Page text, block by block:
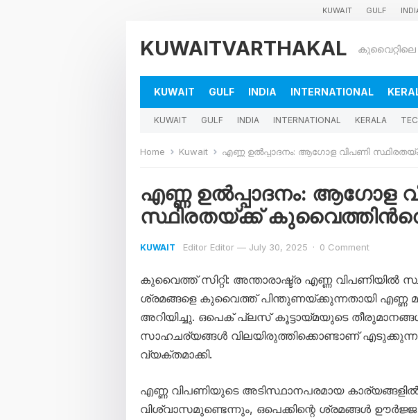
KUWAIT GULF
KUWAITVARTHAKAL
KUWAIT GULF INDIA INTERNATIONAL
KUWAIT GULF INDIA INTERNATIONAL KERALA
Home Kuwait എണ്ണ ഉൽപ്പാദനം: ആഗോള വിപണി
എണ്ണ ഉൽപ്പാദനം: ആഗോള
സ്ഥിരതയ്ക്ക്
KUWAIT Editor Editor — July 30, 2025 · 0 Comment
കുവൈത്ത് സിറ്റി: അന്താരാഷ്ട്ര എണ്ണ വിപണിയിൽ
ശ്രമങ്ങളെ കുവൈത്ത് പിന്തുണയ്ക്കുന്നതായി എണ്ണ
അറിയിച്ചു. ഒപെക് പ്ലസ് കൂട്ടായ്മയുടെ
സാഹചര്യങ്ങൾ വിലയിരുത്തിക്കൊണ്ടാണ്
വ്യക്തമാക്കി.
എണ്ണ വിപണിയുടെ അടിസ്ഥാനപരമായ കാര്യങ്ങളിൽ
വിശ്വാസമുണ്ടെന്നും, ഒപെക്കിന്റെ ശ്രമങ്ങൾ